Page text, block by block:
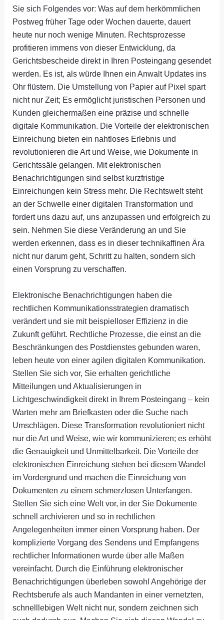
Sie sich Folgendes vor: Was auf dem herkömmlichen
Postweg früher Tage oder Wochen dauerte, dauert
heute nur noch wenige Minuten. Rechtsprozesse
profitieren immens von dieser Entwicklung, da
Gerichtsbescheide direkt in Ihren Posteingang gesendet
werden. Es ist, als würde Ihnen ein Anwalt Updates ins
Ohr flüstern. Die Umstellung von Papier auf Pixel spart
nicht nur Zeit; Es ermöglicht juristischen Personen und
Kunden gleichermaßen eine präzise und schnelle
digitale Kommunikation. Die Vorteile der elektronischen
Einreichung bieten ein nahtloses Erlebnis und
revolutionieren die Art und Weise, wie Dokumente in
Gerichtssäle gelangen. Mit elektronischen
Benachrichtigungen sind selbst kurzfristige
Einreichungen kein Stress mehr. Die Rechtswelt steht
an der Schwelle einer digitalen Transformation und
fordert uns dazu auf, uns anzupassen und erfolgreich zu
sein. Nehmen Sie diese Veränderung an und Sie
werden erkennen, dass es in dieser technikaffinen Ära
nicht nur darum geht, Schritt zu halten, sondern sich
einen Vorsprung zu verschaffen.
Elektronische Benachrichtigungen haben die
rechtlichen Kommunikationsstrategien dramatisch
verändert und sie mit beispielloser Effizienz in die
Zukunft geführt. Rechtliche Prozesse, die einst an die
Beschränkungen des Postdienstes gebunden waren,
leben heute von einer agilen digitalen Kommunikation.
Stellen Sie sich vor, Sie erhalten gerichtliche
Mitteilungen und Aktualisierungen in
Lichtgeschwindigkeit direkt in Ihrem Posteingang – kein
Warten mehr am Briefkasten oder die Suche nach
Umschlägen. Diese Transformation revolutioniert nicht
nur die Art und Weise, wie wir kommunizieren; es erhöht
die Genauigkeit und Unmittelbarkeit. Die Vorteile der
elektronischen Einreichung stehen bei diesem Wandel
im Vordergrund und machen die Einreichung von
Dokumenten zu einem schmerzlosen Unterfangen.
Stellen Sie sich eine Welt vor, in der Sie Dokumente
schnell archivieren und so in rechtlichen
Angelegenheiten immer einen Vorsprung haben. Der
komplizierte Vorgang des Sendens und Empfangens
rechtlicher Informationen wurde über alle Maßen
vereinfacht. Durch die Einführung elektronischer
Benachrichtigungen überleben sowohl Angehörige der
Rechtsberufe als auch Mandanten in einer vernetzten,
schnelllebigen Welt nicht nur, sondern zeichnen sich